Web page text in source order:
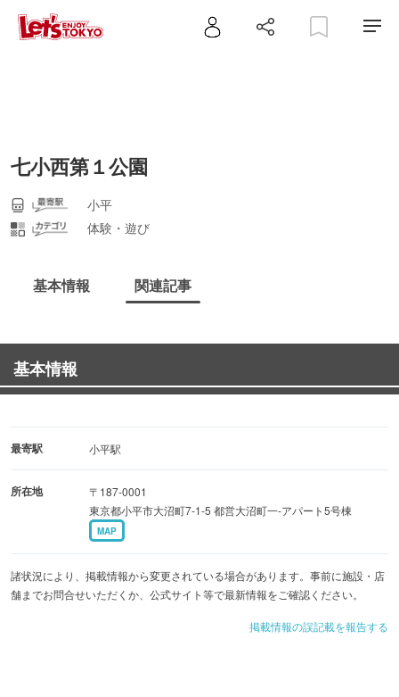
七小西第１公園
小平
体験・遊び
基本情報 関連記事
基本情報
最寄駅 小平駅
所在地
〒187-0001
東京都小平市大沼町7-1-5 都営大沼町一-アパート5号棟
MAP
諸状況により、掲載情報から変更されている場合があります。事前に施設・店
舗までお問合せいただくか、公式サイト等で最新情報をご確認ください。
掲載情報の誤記載を報告する